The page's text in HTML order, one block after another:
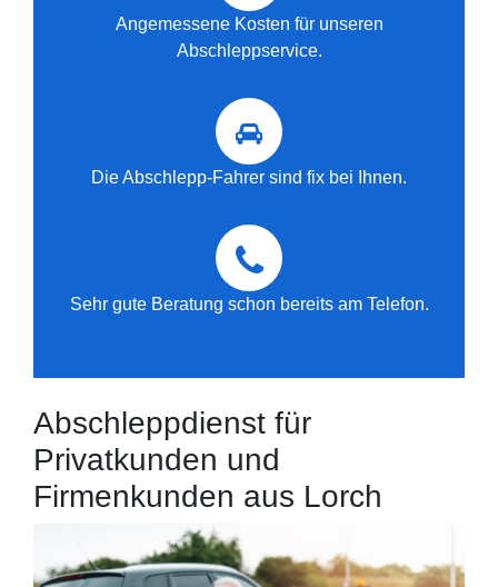
Angemessene Kosten für unseren
Abschleppservice.
Die Abschlepp-Fahrer sind fix bei Ihnen.
Sehr gute Beratung schon bereits am Telefon.
Abschleppdienst für
Privatkunden und
Firmenkunden aus Lorch